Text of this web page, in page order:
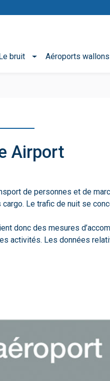
bruit Aéroports wallons
Airport
de personnes et de
Le trafic de nuit se
donc des mesures
activités. Les données